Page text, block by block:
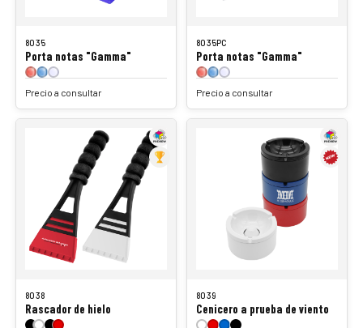
8035
Porta notas "Gamma"
Precio a consultar
8035PC
Porta notas "Gamma"
Precio a consultar
8038
Rascador de hielo
8039
Cenicero a prueba de viento